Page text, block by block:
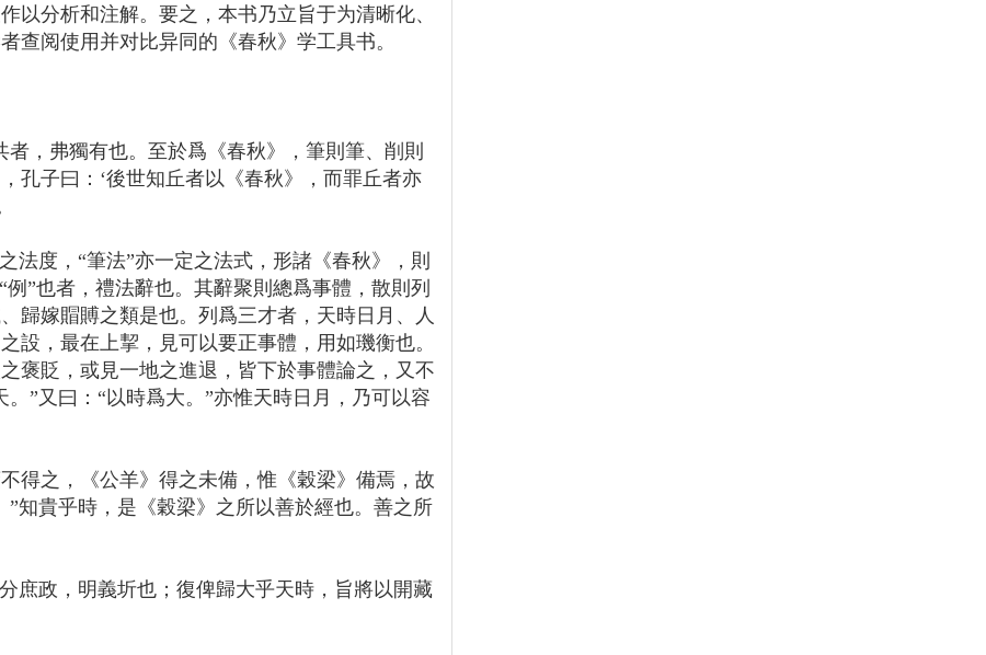
以分析和注解。要之，本书乃立旨于为清晰化、
查阅使用并对比异同的《春秋》学工具书。
，弗獨有也。至於爲《春秋》，筆則筆、削則
孔子曰：‘後世知丘者以《春秋》，而罪丘者亦
法度，“筆法”亦一定之法式，形諸《春秋》，則
”也者，禮法辭也。其辭聚則總爲事體，散則列
歸嫁賵賻之類是也。列爲三才者，天時日月、人
設，最在上挈，見可以要正事體，用如璣衡也。
褒貶，或見一地之進退，皆下於事體論之，又不
”又曰：“以時爲大。”亦惟天時日月，乃可以容
得之，《公羊》得之未備，惟《穀梁》備焉，故
知貴乎時，是《穀梁》之所以善於經也。善之所
庶政，明義圻也；復俾歸大乎天時，旨將以開藏